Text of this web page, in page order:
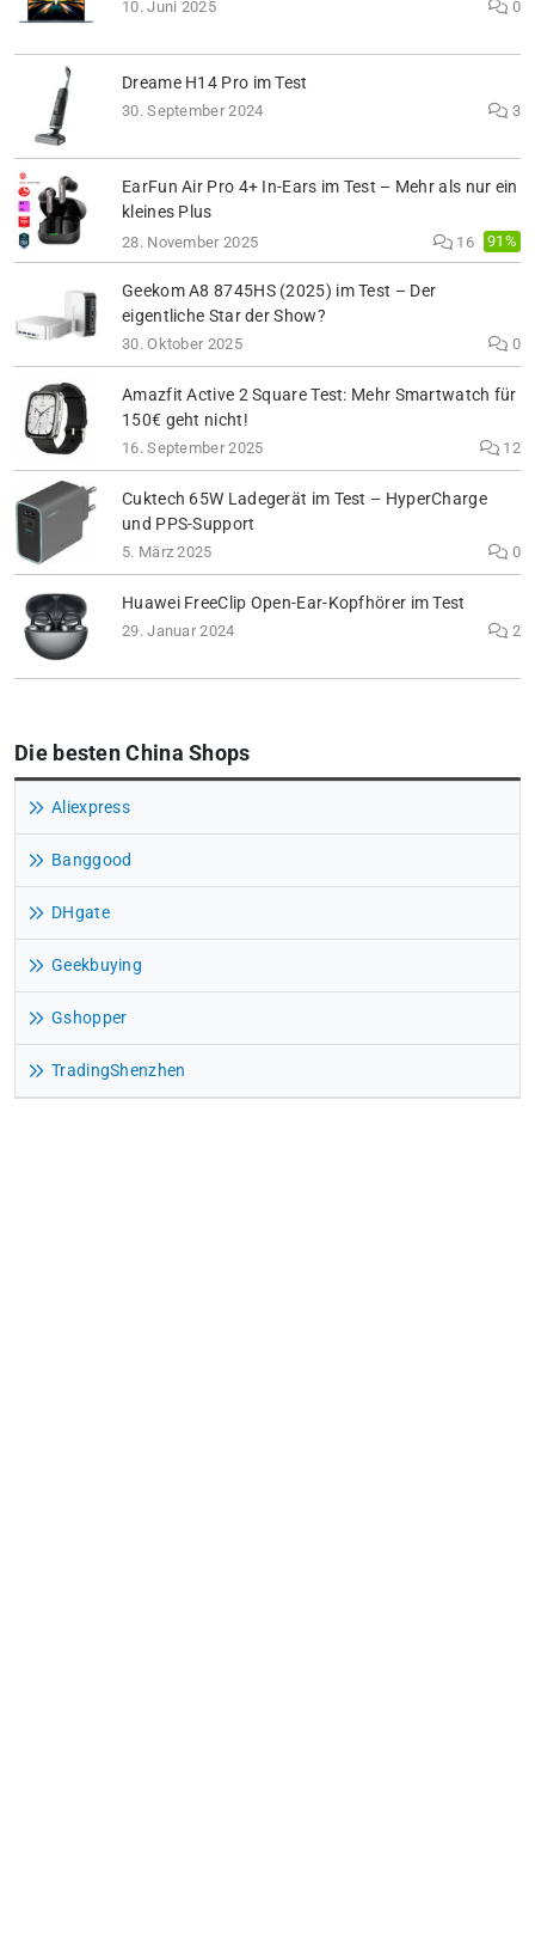
10. Juni 2025 0
Dreame H14 Pro im Test
30. September 2024 3
EarFun Air Pro 4+ In-Ears im Test – Mehr als nur ein
kleines Plus
28. November 2025 16 91%
Geekom A8 8745HS (2025) im Test – Der
eigentliche Star der Show?
30. Oktober 2025 0
Amazfit Active 2 Square Test: Mehr Smartwatch für
150€ geht nicht!
16. September 2025 12
Cuktech 65W Ladegerät im Test – HyperCharge
und PPS-Support
5. März 2025 0
Huawei FreeClip Open-Ear-Kopfhörer im Test
29. Januar 2024 2
Die besten China Shops
Aliexpress
Banggood
DHgate
Geekbuying
Gshopper
TradingShenzhen